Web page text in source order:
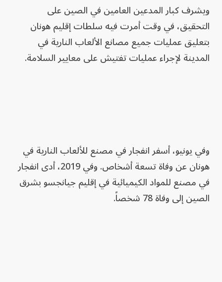
ويشرف كبار المدعين العامين في الصين على
التحقيق، في وقت أمرت فيه سلطات إقليم هونان
بتعليق عمليات جميع مصانع الألعاب النارية في
المدينة لإجراء عمليات تفتيش على معايير السلامة.
وفي يونيو، أسفر انفجار في مصنع للألعاب النارية في
هونان عن وفاة تسعة أشخاص. وفي 2019، أدى انفجار
في مصنع للمواد الكيميائية في إقليم جيانجسو بشرق
الصين إلى وفاة 78 شخصاً.